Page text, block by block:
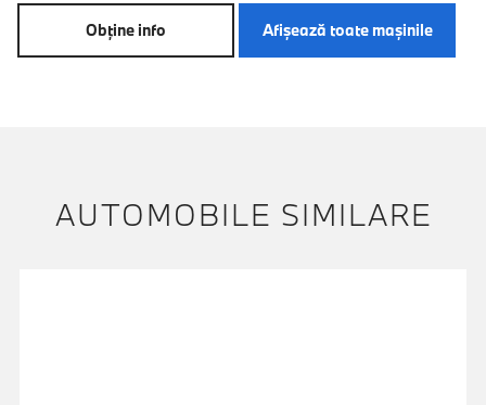
Obţine info Afişează toate maşinile
AUTOMOBILE SIMILARE